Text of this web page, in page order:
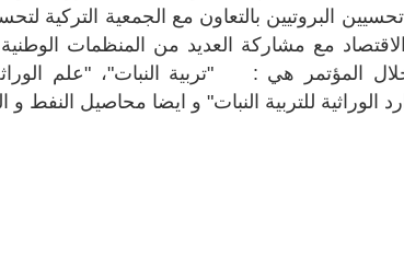
البروتيين بالتعاون مع الجمعية التركية
مع مشاركة العديد من المنظمات
المؤتمر هي : "تربية النبات"، "علم الوراثة
الوراثية للتربية النبات" و ايضا محاصيل النفط و